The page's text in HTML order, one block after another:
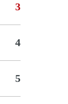
3
4
5